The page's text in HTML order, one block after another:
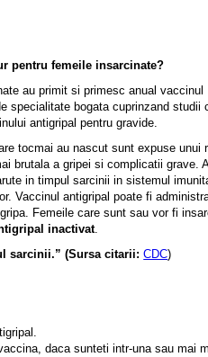
pentru femeile insarcinate?
au primit si primesc anual vaccinul
specialitate bogata cuprinzand studii
antigripal pentru gravide.
tocmai au nascut sunt expuse unui
brutala a gripei si complicatii grave.
in timpul sarcinii in sistemul
Vaccinul antigripal poate fi
Femeile care sunt sau vor fi
inactivat.
sarcinii.” (Sursa citarii:CDC)
daca sunteti intr-una sau mai